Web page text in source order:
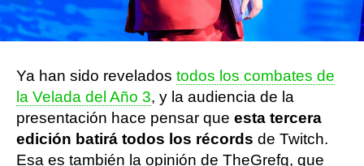
WhatsappFacebook Flipboard
Ya han sido revelados todos los combates de
la Velada del Año 3, y la audiencia de la
presentación hace pensar que esta tercera
edición batirá todos los récords de Twitch.
Esa es también la opinión de TheGrefg, que